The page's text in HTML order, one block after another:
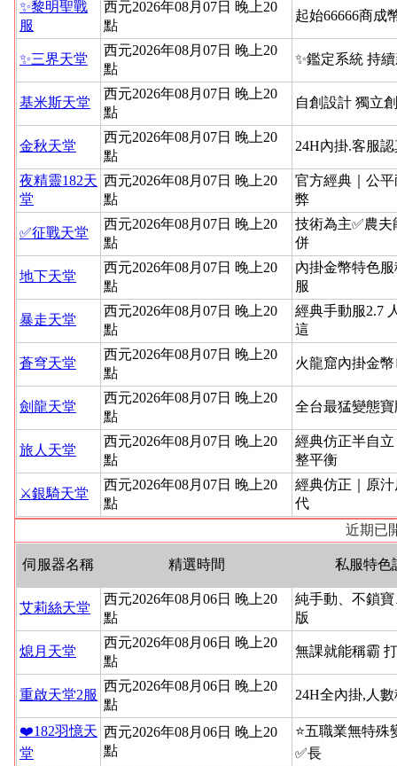
✨黎明聖戰
服
西元2026年08月07日 晚上20
點
起始66666商成
✨三界天堂
西元2026年08月07日 晚上20
點
✨鑑定系統 持
基米斯天堂
西元2026年08月07日 晚上20
點
自創設計 獨立
金秋天堂
西元2026年08月07日 晚上20
點
24H內掛.客服
夜精靈182天
堂
西元2026年08月07日 晚上20
點
官方經典｜公
弊
✅征戰天堂
西元2026年08月07日 晚上20
點
技術為主✅農夫
併
地下天堂
西元2026年08月07日 晚上20
點
內掛金幣特色
服
暴走天堂
西元2026年08月07日 晚上20
點
經典手動服2.7
這
蒼穹天堂
西元2026年08月07日 晚上20
點
火龍窟內掛金
劍龍天堂
西元2026年08月07日 晚上20
點
全台最猛變態寶
旅人天堂
西元2026年08月07日 晚上20
點
經典仿正半自
整平衡
⚔️銀騎天堂
西元2026年08月07日 晚上20
點
經典仿正｜原
代
近期已
伺服器名稱 精選時間 私服特色
艾莉絲天堂
西元2026年08月06日 晚上20
點
純手動、不鎖
版
熄月天堂
西元2026年08月06日 晚上20
點
無課就能稱霸
重啟天堂2服
西元2026年08月06日 晚上20
點
24H全內掛,人
❤️182羽憶天
堂
西元2026年08月06日 晚上20
點
⭐️五職業無特殊
✅長